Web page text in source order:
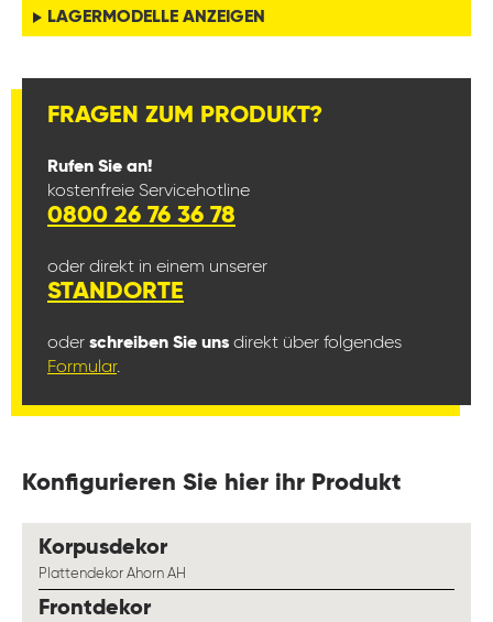
LAGERMODELLE ANZEIGEN
FRAGEN ZUM PRODUKT?
Rufen Sie an!
kostenfreie Servicehotline
0800 26 76 36 78
oder direkt in einem unserer
STANDORTE
oder schreiben Sie uns direkt über folgendes
Formular.
Konfigurieren Sie hier ihr Produkt
Korpusdekorauswählen
Plattendekor Ahorn AH
Frontdekorauswählen